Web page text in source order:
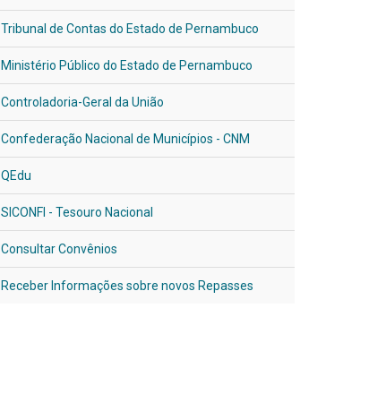
Tribunal de Contas do Estado de Pernambuco
Ministério Público do Estado de Pernambuco
Controladoria-Geral da União
Confederação Nacional de Municípios - CNM
QEdu
SICONFI - Tesouro Nacional
Consultar Convênios
Receber Informações sobre novos Repasses